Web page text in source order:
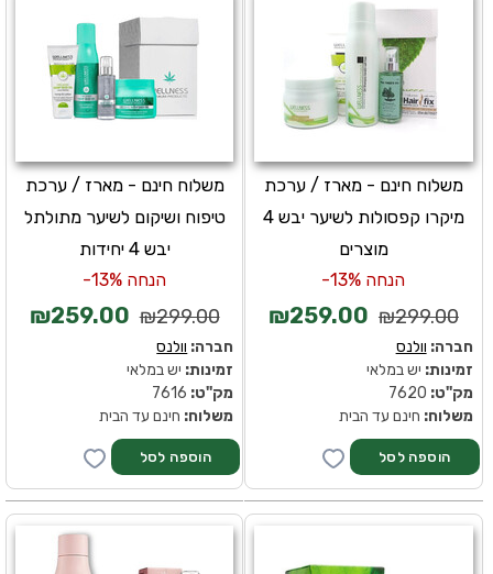
משלוח חינם - מארז / ערכת
טיפוח ושיקום לשיער מתולתל
יבש 4 יחידות
הנחה 13%-
₪299.00
₪259.00
חברה: וולנס
זמינות: יש במלאי
מק''ט:
משלוח: חינם עד הבית
משלוח חינם - מארז / ערכת
מיקרו קפסולות לשיער יבש 4
מוצרים
הנחה 13%-
₪299.00
₪259.00
חברה: וולנס
זמינות: יש במלאי
מק''ט:
משלוח: חינם עד הבית